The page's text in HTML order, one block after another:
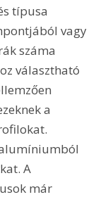
típusa
vagy
száma
választható
a
A
már